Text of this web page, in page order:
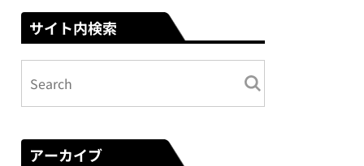
サイト内検索
アーカイブ